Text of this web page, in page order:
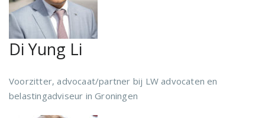
Di Yung Li
Voorzitter, advocaat/partner bij LW advocaten en
belastingadviseur in Groningen